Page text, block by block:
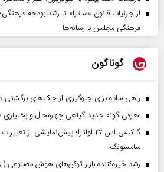
از جزئیات قانون «ساترا» تا رشد بودجه
فرهنگی مجلس با رسانه‌ها
گوناگون
راهی ساده برای جلوگیری از چک‌های برگشتی
معرفی گونه جدید گیاهی چهارمحال و بختیاری
گلکسی اس ۲۷ اولترا؛ پیش‌نمایشی از
سامسونگ